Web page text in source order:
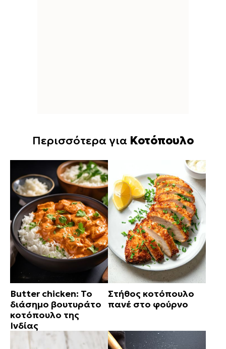
Περισσότερα για Κοτόπουλο
Butter chicken: Το
διάσημο βουτυράτο
κοτόπουλο της
Ινδίας
Στήθος κοτόπουλο
πανέ στο φούρνο